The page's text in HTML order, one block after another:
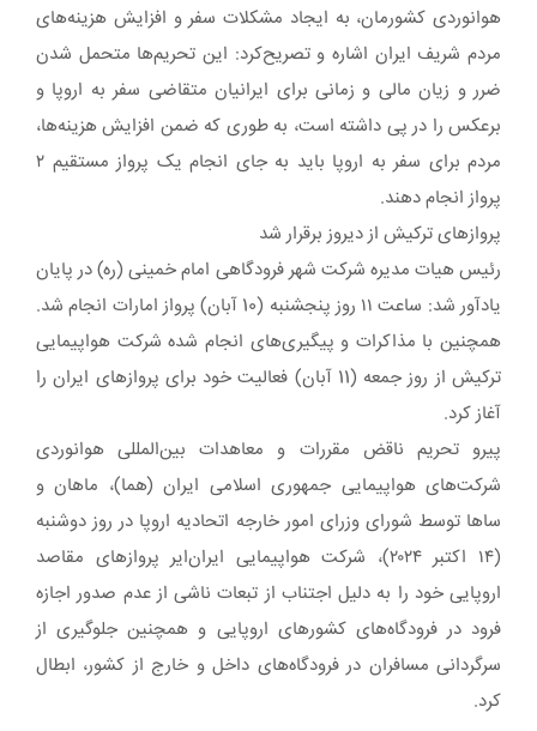
هوانوردی کشورمان، به ایجاد مشکلات سفر و افزایش هزینه‌های
مردم شریف ایران اشاره و تصریح‌کرد: این تحریم‌ها متحمل شدن
ضرر و زیان مالی و زمانی برای ایرانیان متقاضی سفر به اروپا و
برعکس را در پی داشته است، به طوری که ضمن افزایش هزینه‌ها،
مردم برای سفر به اروپا باید به جای انجام یک پرواز مستقیم ۲
پرواز انجام دهند.
پروازهای ترکیش از دیروز برقرار شد
رئیس هیات مدیره شرکت شهر فرودگاهی امام خمینی (ره) در پایان
یادآور شد: ساعت ۱۱ روز پنجشنبه (10 آبان) پرواز امارات انجام شد.
همچنین با مذاکرات و پیگیری‌های انجام شده شرکت هواپیمایی
ترکیش از روز جمعه (11 آبان) فعالیت خود برای پروازهای ایران را
آغاز کرد.
پیرو تحریم ناقض مقررات و معاهدات بین‌المللی هوانوردی
شرکت‌های هواپیمایی جمهوری اسلامی ایران (هما)، ماهان و
ساها توسط شورای وزرای امور خارجه اتحادیه اروپا در روز دوشنبه
(۱۴ اکتبر ۲۰۲۴)، شرکت هواپیمایی ایران‌ایر پروازهای مقاصد
اروپایی خود را به دلیل اجتناب از تبعات ناشی از عدم صدور اجازه
فرود در فرودگاه‌های کشورهای اروپایی و همچنین جلوگیری از
سرگردانی مسافران در فرودگاه‌های داخل و خارج از کشور، ابطال
کرد.